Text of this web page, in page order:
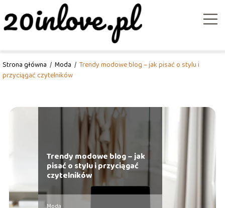
Strona główna / Moda / Trendy modowe blog – jak pisać o stylu i
przyciągać czytelników
Trendy modowe blog – jak
pisać o stylu i przyciągać
czytelników